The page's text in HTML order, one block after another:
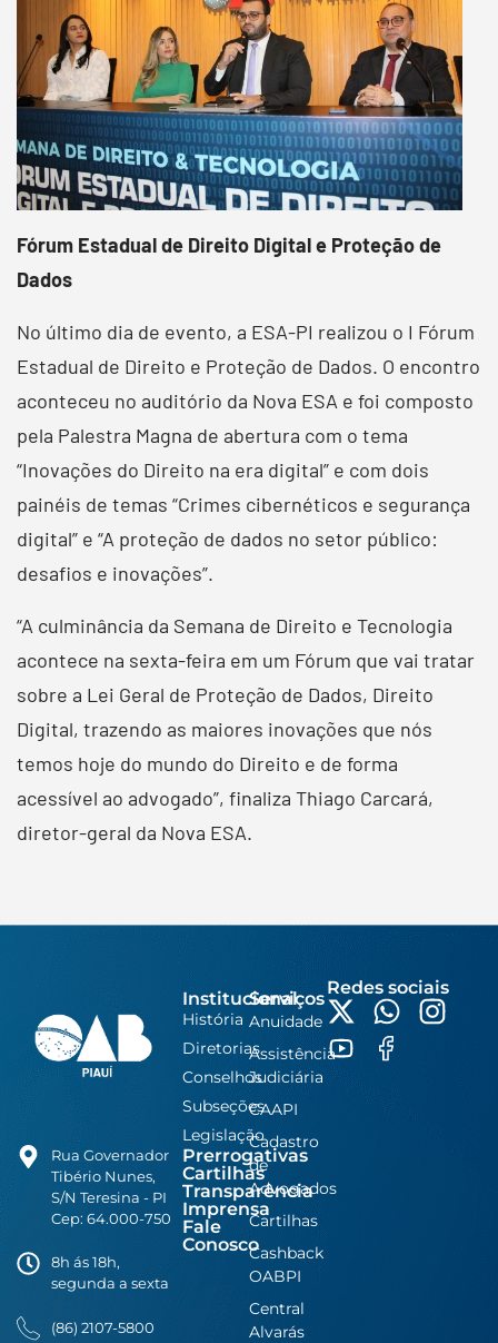
Fórum Estadual de Direito Digital e Proteção de
Dados
No último dia de evento, a ESA-PI realizou o I Fórum
Estadual de Direito e Proteção de Dados. O encontro
aconteceu no auditório da Nova ESA e foi composto
pela Palestra Magna de abertura com o tema
“Inovações do Direito na era digital” e com dois
painéis de temas “Crimes cibernéticos e segurança
digital” e “A proteção de dados no setor público:
desafios e inovações”.
“A culminância da Semana de Direito e Tecnologia
acontece na sexta-feira em um Fórum que vai tratar
sobre a Lei Geral de Proteção de Dados, Direito
Digital, trazendo as maiores inovações que nós
temos hoje do mundo do Direito e de forma
acessível ao advogado”, finaliza Thiago Carcará,
diretor-geral da Nova ESA.
Rua Governador
Tibério Nunes,
S/N Teresina - PI
Cep: 64.000-750
8h ás 18h,
segunda a sexta
(86) 2107-5800
Institucional
História
Diretorias
Conselhos
Subseções
Legislação
Prerrogativas
Cartilhas
Transparência
Imprensa
Fale
Conosco
Serviços
Anuidade
Assistência
Judiciária
CAAPI
Cadastro
de
Advogados
Cartilhas
Cashback
OABPI
Central
Alvarás
Redes sociais